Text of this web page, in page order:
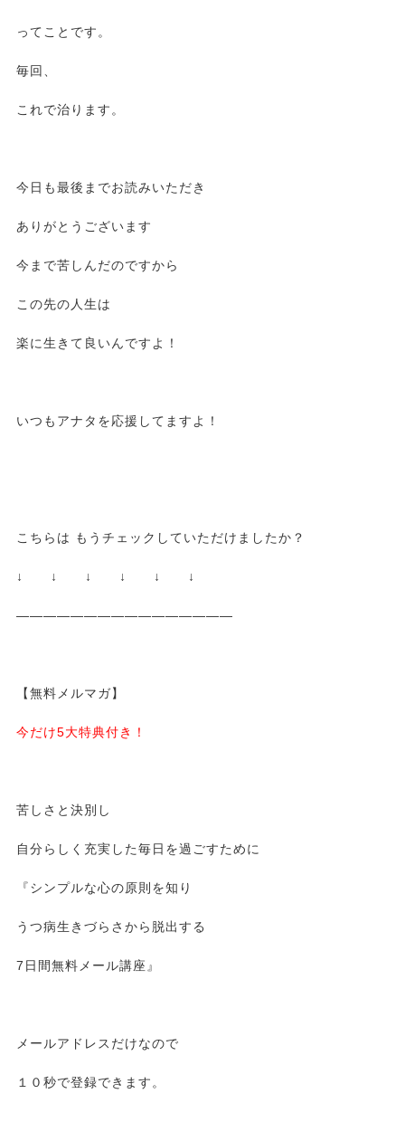
ってことです。
毎回、
これで治ります。
今日も最後までお読みいただき
ありがとうございます
今まで苦しんだのですから
この先の人生は
楽に生きて良いんですよ！
いつもアナタを応援してますよ！
こちらは もうチェックしていただけましたか？
↓ ↓ ↓ ↓ ↓ ↓
————————————————
【無料メルマガ】
今だけ5大特典付き！
苦しさと決別し
自分らしく充実した毎日を過ごすために
『シンプルな心の原則を知り
うつ病生きづらさから脱出する
7日間無料メール講座』
メールアドレスだけなので
１０秒で登録できます。